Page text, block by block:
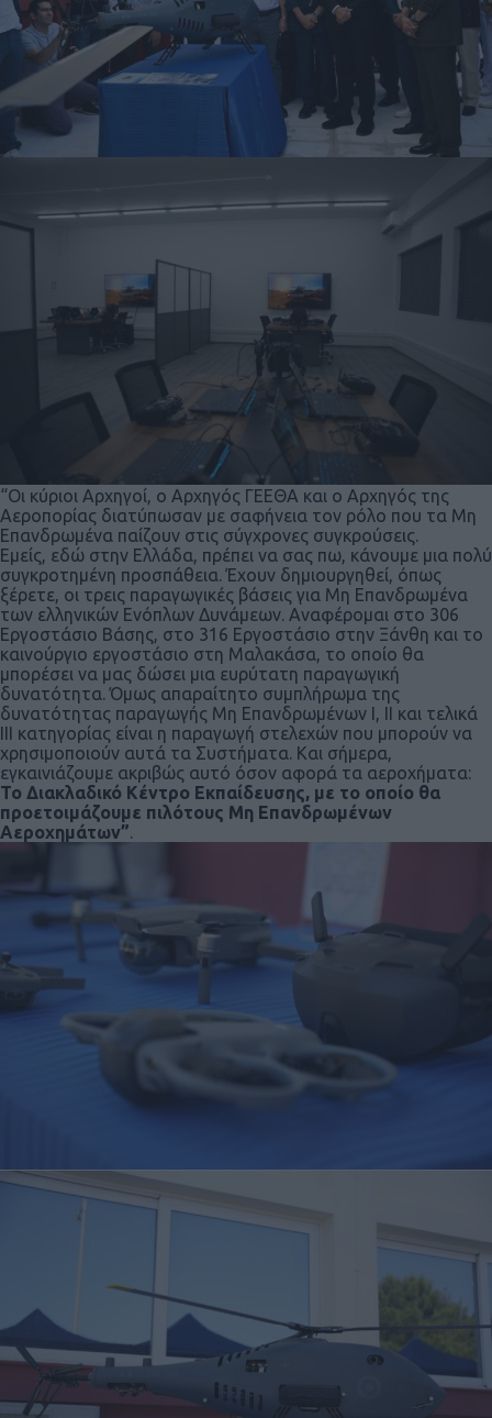
“Οι κύριοι Αρχηγοί, ο Αρχηγός ΓΕΕΘΑ και ο Αρχηγός της
Αεροπορίας διατύπωσαν με σαφήνεια τον ρόλο που τα Μη
Επανδρωμένα παίζουν στις σύγχρονες συγκρούσεις.
Εμείς, εδώ στην Ελλάδα, πρέπει να σας πω, κάνουμε μια πολύ
συγκροτημένη προσπάθεια. Έχουν δημιουργηθεί, όπως
ξέρετε, οι τρεις παραγωγικές βάσεις για Μη Επανδρωμένα
των ελληνικών Ενόπλων Δυνάμεων. Αναφέρομαι στο 306
Εργοστάσιο Βάσης, στο 316 Εργοστάσιο στην Ξάνθη και το
καινούργιο εργοστάσιο στη Μαλακάσα, το οποίο θα
μπορέσει να μας δώσει μια ευρύτατη παραγωγική
δυνατότητα. Όμως απαραίτητο συμπλήρωμα της
δυνατότητας παραγωγής Μη Επανδρωμένων Ι, ΙΙ και τελικά
ΙΙΙ κατηγορίας είναι η παραγωγή στελεχών που μπορούν να
χρησιμοποιούν αυτά τα Συστήματα. Και σήμερα,
εγκαινιάζουμε ακριβώς αυτό όσον αφορά τα αεροχήματα:
Το Διακλαδικό Κέντρο Εκπαίδευσης, με το οποίο θα
προετοιμάζουμε πιλότους Μη Επανδρωμένων
Αεροχημάτων”.